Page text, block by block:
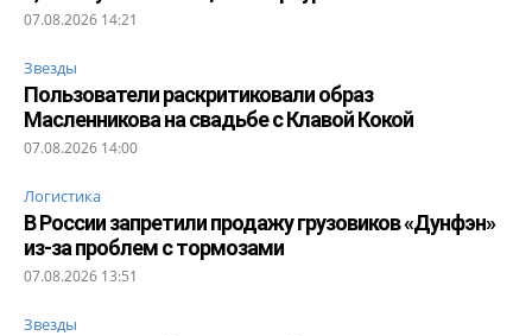
07.08.2026 14:21
Звезды
Пользователи раскритиковали образ
Масленникова на свадьбе с Клавой Кокой
07.08.2026 14:00
Логистика
В России запретили продажу грузовиков «Дунфэн»
из-за проблем с тормозами
07.08.2026 13:51
Звезды